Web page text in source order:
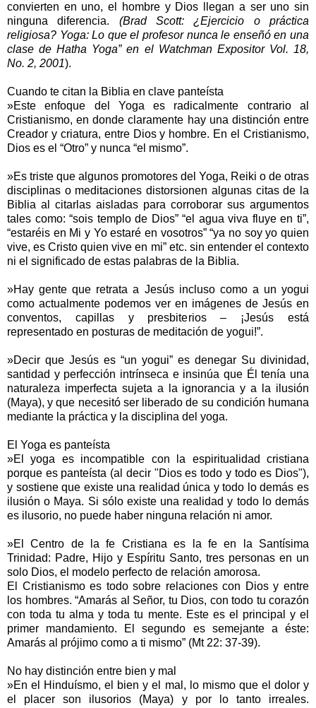
convierten en uno, el hombre y Dios llegan a ser uno sin
ninguna diferencia. (Brad Scott: ¿Ejercicio o práctica
religiosa? Yoga: Lo que el profesor nunca le enseñó en una
clase de Hatha Yoga” en el Watchman Expositor Vol. 18,
No. 2, 2001).
Cuando te citan la Biblia en clave panteísta
»Este enfoque del Yoga es radicalmente contrario al
Cristianismo, en donde claramente hay una distinción entre
Creador y criatura, entre Dios y hombre. En el Cristianismo,
Dios es el “Otro” y nunca “el mismo”.
»Es triste que algunos promotores del Yoga, Reiki o de otras
disciplinas o meditaciones distorsionen algunas citas de la
Biblia al citarlas aisladas para corroborar sus argumentos
tales como: “sois templo de Dios” “el agua viva fluye en ti”,
“estaréis en Mi y Yo estaré en vosotros” “ya no soy yo quien
vive, es Cristo quien vive en mi” etc. sin entender el contexto
ni el significado de estas palabras de la Biblia.
»Hay gente que retrata a Jesús incluso como a un yogui
como actualmente podemos ver en imágenes de Jesús en
conventos, capillas y presbiterios – ¡Jesús está
representado en posturas de meditación de yogui!”.
»Decir que Jesús es “un yogui” es denegar Su divinidad,
santidad y perfección intrínseca e insinúa que Él tenía una
naturaleza imperfecta sujeta a la ignorancia y a la ilusión
(Maya), y que necesitó ser liberado de su condición humana
mediante la práctica y la disciplina del yoga.
El Yoga es panteísta
»El yoga es incompatible con la espiritualidad cristiana
porque es panteísta (al decir "Dios es todo y todo es Dios"),
y sostiene que existe una realidad única y todo lo demás es
ilusión o Maya. Si sólo existe una realidad y todo lo demás
es ilusorio, no puede haber ninguna relación ni amor.
»El Centro de la fe Cristiana es la fe en la Santísima
Trinidad: Padre, Hijo y Espíritu Santo, tres personas en un
solo Dios, el modelo perfecto de relación amorosa.
El Cristianismo es todo sobre relaciones con Dios y entre
los hombres. “Amarás al Señor, tu Dios, con todo tu corazón
con toda tu alma y toda tu mente. Este es el principal y el
primer mandamiento. El segundo es semejante a éste:
Amarás al prójimo como a ti mismo” (Mt 22: 37-39).
No hay distinción entre bien y mal
»En el Hinduísmo, el bien y el mal, lo mismo que el dolor y
el placer son ilusorios (Maya) y por lo tanto irreales.